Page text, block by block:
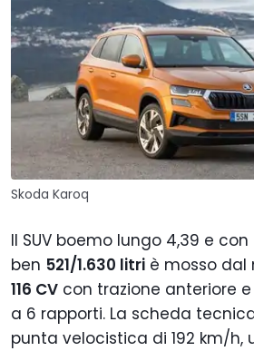
Skoda Karoq
Il SUV boemo lungo 4,39 e
ben 521/1.630 litri è mosso dal
116 CV con trazione anteriore
a 6 rapporti. La scheda
punta velocistica di 192 km/h,